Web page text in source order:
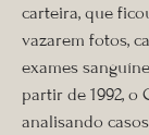
carteira, que
vazarem fotos,
exames
partir de 1992, o
analisando